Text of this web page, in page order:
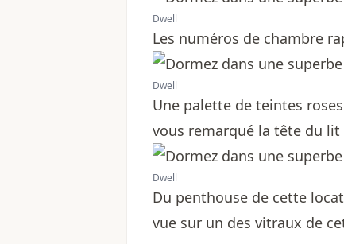
Dwell
Les numéros de chambre
Dwell
Une palette de teintes
vous remarqué la tête du
Dwell
Du penthouse de cette
vue sur un des vitraux de